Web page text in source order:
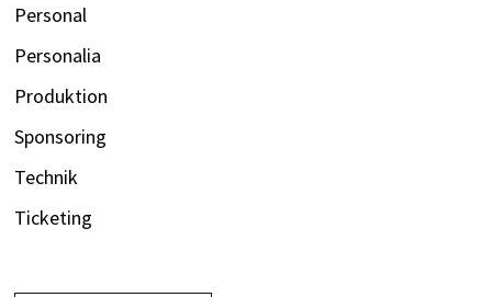
Personal
Personalia
Produktion
Sponsoring
Technik
Ticketing